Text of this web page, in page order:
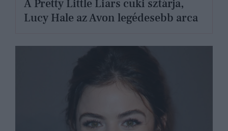
A Pretty Little Liars cuki sztárja,
Lucy Hale az Avon legédesebb arca